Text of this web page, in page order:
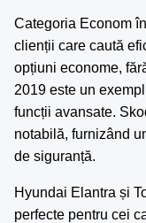
Categoria Econom
clienții care caută
opțiuni econome,
2019 este un
funcții avansate.
notabilă, furnizând
de siguranță.
Hyundai Elantra și
perfecte pentru cei